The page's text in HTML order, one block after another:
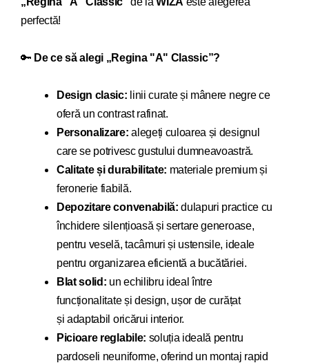
perfectă!
🔑 De ce să alegi „Regina "A" Classic”?
Design clasic: linii curate și mânere negre ce
oferă un contrast rafinat.
Personalizare: alegeți culoarea și designul
care se potrivesc gustului dumneavoastră.
Calitate și durabilitate: materiale premium și
feronerie fiabilă.
Depozitare convenabilă:dulapuri practice cu
închidere silențioasă și sertare generoase,
pentru veselă, tacâmuri și ustensile, ideale
pentru organizarea eficientă a bucătăriei.
Blat solid: un echilibru ideal între
funcționalitate și design, ușor de curățat
și adaptabil oricărui interior.
Picioare reglabile: soluția ideală pentru
pardoseli neuniforme, oferind un montaj rapid